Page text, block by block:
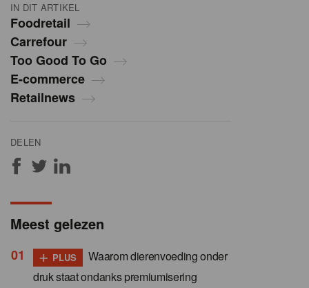
IN DIT ARTIKEL
Foodretail
Carrefour
Too Good To Go
E-commerce
Retailnews
DELEN
Meest gelezen
+ PLUS
Waarom dierenvoeding onder
druk staat ondanks premiumisering